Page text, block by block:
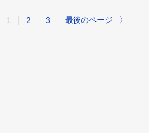
2 3 最後のページ 〉